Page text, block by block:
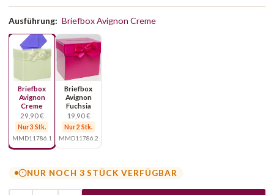
Ausführung: Briefbox Avignon Creme
Briefbox
Avignon
Creme
29,90 €
Nur 3 Stk.
MMD11786.1
Briefbox
Avignon
Fuchsia
19,90 €
Nur 2 Stk.
MMD11786.2
NUR NOCH 3 STÜCK VERFÜGBAR